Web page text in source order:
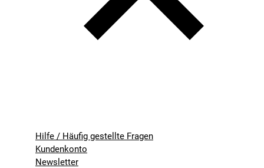
Hilfe / Häufig gestellte Fragen
Kundenkonto
Newsletter